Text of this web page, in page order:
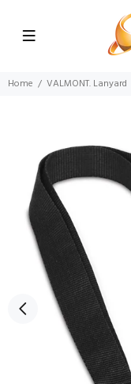
Home VALMONT. Lanyard